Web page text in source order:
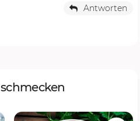
Antworten